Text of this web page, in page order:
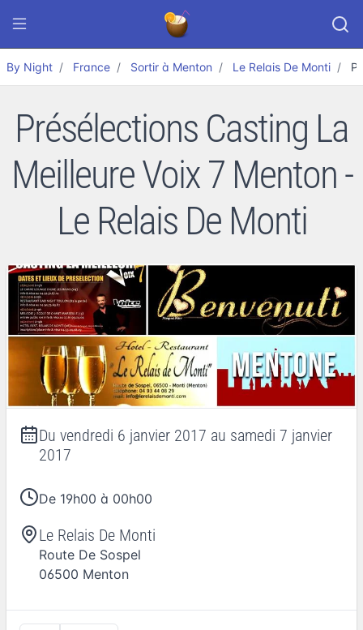
By Night France Sortir à Menton Le Relais De Monti
Présélections Casting La
Meilleure Voix 7 Menton -
Le Relais De Monti
Du vendredi 6 janvier 2017 au samedi 7 janvier
2017
De 19h00 à 00h00
Le Relais De Monti
Route De Sospel
06500 Menton